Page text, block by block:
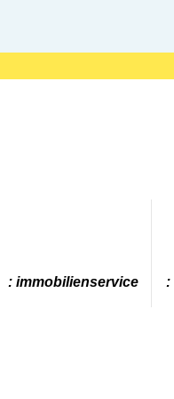
immobilienservice